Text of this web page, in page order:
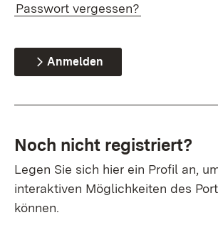
Passwort vergessen?
Anmelden
Noch nicht registriert?
Legen Sie sich hier ein Profil an,
interaktiven Möglichkeiten des
können.